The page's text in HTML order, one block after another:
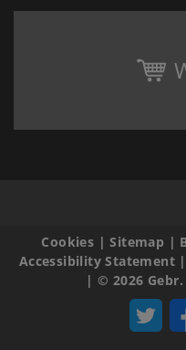
Cookies |Sitemap |
Accessibility Statement|
|© 2026